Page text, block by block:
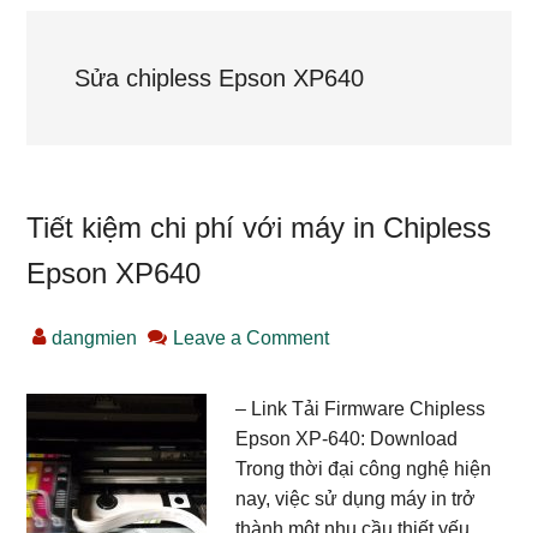
Sửa chipless Epson XP640
Tiết kiệm chi phí với máy in Chipless
Epson XP640
dangmien Leave a Comment
– Link Tải Firmware Chipless
Epson XP-640: Download
Trong thời đại công nghệ hiện
nay, việc sử dụng máy in trở
thành một nhu cầu thiết yếu